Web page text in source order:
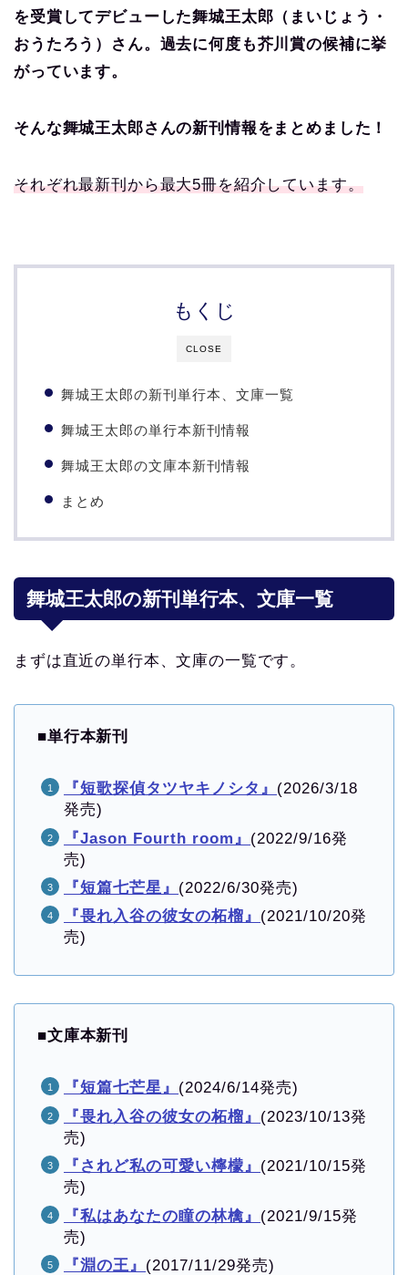
を受賞してデビューした舞城王太郎 （まいじょう ・
おうたろう）
さ ん。過去に何度も芥川賞の候補に挙
がっています。
そんな舞城王太郎さんの新刊情報をまとめました！
それぞれ最新刊から最大5冊を紹介しています。
CLOSE
もくじ
舞城王太郎の新刊単行本、文庫一覧
舞城王太郎の単行本新刊情報
舞城王太郎の文庫本新刊情報
まとめ
舞城王太郎の新刊単行本、文庫一覧
まずは直近の単行本、文庫の一覧です。
■単行本新刊
『短歌探偵タツヤキノシタ』 (2026/3/18
発売)
『Jason Fourth room』 (2022/9/16発
売)
『短篇七芒星』 (2022/6/30発売)
『畏れ入谷の彼女の柘榴』 (2021/10/20発
売)
■文庫本新刊
『短篇七芒星』 (2024/6/14発売)
『畏れ入谷の彼女の柘榴』 (2023/10/13発
売)
『されど私の可愛い檸檬』 (2021/10/15発
売)
『私はあなたの瞳の林檎』 (2021/9/15発
売)
『淵の王』 (2017/11/29発売)